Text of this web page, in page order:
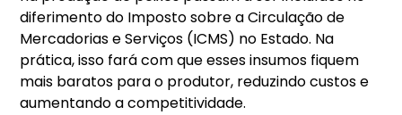
diferimento do Imposto sobre a Circulação de
Mercadorias e Serviços (ICMS) no Estado. Na
prática, isso fará com que esses insumos fiquem
mais baratos para o produtor, reduzindo custos e
aumentando a competitividade.